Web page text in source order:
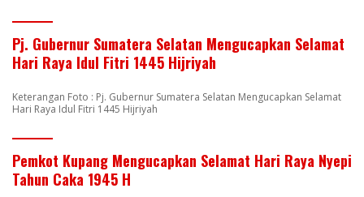
Pj. Gubernur Sumatera Selatan Mengucapkan Selamat
Hari Raya Idul Fitri 1445 Hijriyah
Keterangan Foto : Pj. Gubernur Sumatera Selatan Mengucapkan Selamat
Hari Raya Idul Fitri 1445 Hijriyah
Pemkot Kupang Mengucapkan Selamat Hari Raya Nyepi
Tahun Caka 1945 H